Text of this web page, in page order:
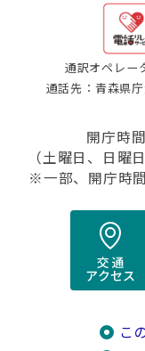
通訳オペレー
通話先：青森県
開庁時
（土曜日、日曜
※一部、開庁時
こ